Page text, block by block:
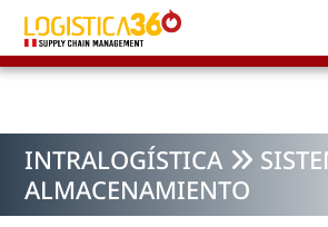
INTRALOGÍSTICA
ALMACENAMIENTO